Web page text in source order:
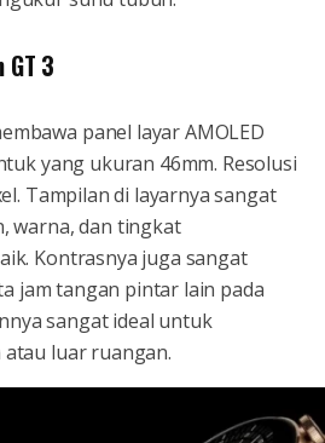
3
panel layar AMOLED
yang ukuran 46mm. Resolusi
Tampilan di layarnya sangat
warna, dan tingkat
Kontrasnya juga sangat
jam tangan pintar lain pada
sangat ideal untuk
luar ruangan.